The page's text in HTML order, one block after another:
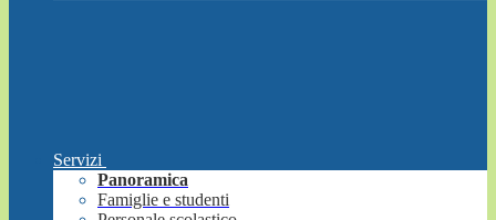
Servizi
Panoramica
Famiglie e studenti